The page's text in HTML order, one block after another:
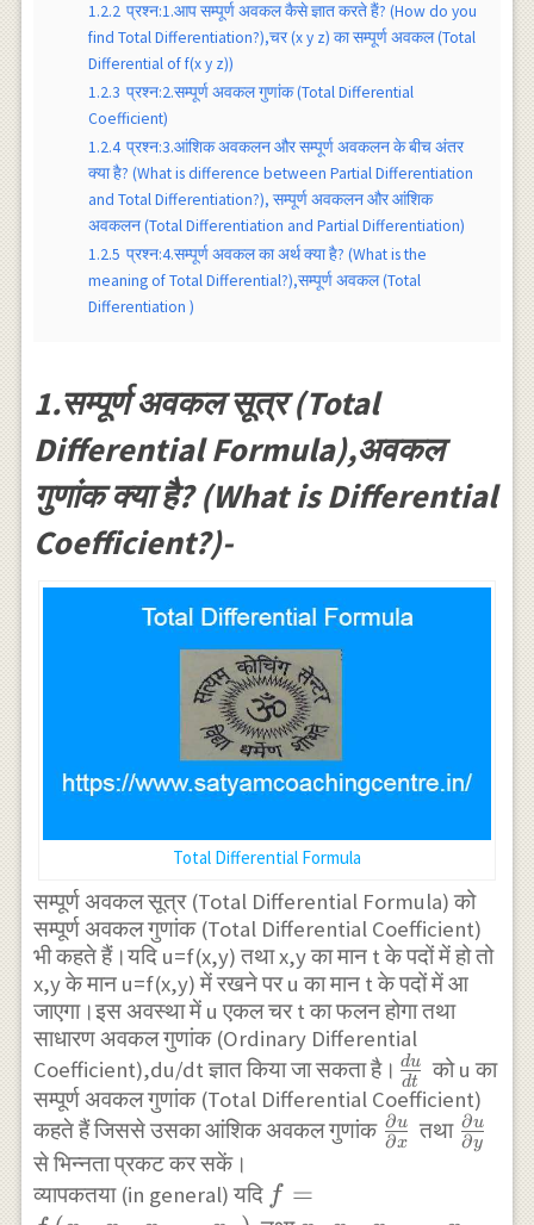
1.2.2 प्रश्न:1.आप सम्पूर्ण अवकल कैसे ज्ञात करते हैं? (How do you
find Total Differentiation?),चर (x y z) का सम्पूर्ण अवकल (Total
Differential of f(x y z))
1.2.3 प्रश्न:2.सम्पूर्ण अवकल गुणांक (Total Differential
Coefficient)
1.2.4 प्रश्न:3.आंशिक अवकलन और सम्पूर्ण अवकलन के बीच अंतर
क्या है? (What is difference between Partial Differentiation
and Total Differentiation?), सम्पूर्ण अवकलन और आंशिक
अवकलन (Total Differentiation and Partial Differentiation)
1.2.5 प्रश्न:4.सम्पूर्ण अवकल का अर्थ क्या है? (What is the
meaning of Total Differential?),सम्पूर्ण अवकल (Total
Differentiation )
1.सम्पूर्ण अवकल सूत्र‌ (Total
Differential Formula),अवकल
गुणांक क्या है? (What is Differential
Coefficient?)-
Total Differential Formula
सम्पूर्ण अवकल सूत्र‌ (Total Differential Formula) को
सम्पूर्ण अवकल गुणांक (Total Differential Coefficient)
भी कहते हैं।यदि u=f(x,y) तथा x,y का मान t के पदों में हो तो
x,y के मान u=f(x,y) में रखने पर u का मान t के पदों में आ
जाएगा।इस अवस्था में u एकल चर t का फलन होगा तथा
साधारण अवकल गुणांक (Ordinary Differential
Coefficient),du/dt ज्ञात किया जा सकता है। \frac{du}
{dt}
dt
du
को u का
सम्पूर्ण अवकल गुणांक (Total Differential Coefficient)
कहते हैं जिससे उसका आंशिक अवकल गुणांक
u}{\partial
∂x
∂u तथा ∂y
∂u
से भिन्नता प्रकट कर सकें।
व्यापकतया (in general) यदि f=f\left(x_{1},x_{2},
f =